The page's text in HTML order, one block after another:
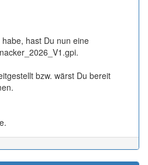
hast Du nun eine
bzw. wärst Du bereit